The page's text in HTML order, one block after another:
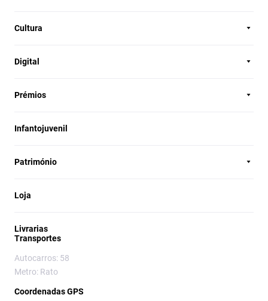
Cultura
Digital
Prémios
Infantojuvenil
Património
Loja
Livrarias
Transportes
Autocarros: 58
Metro: Rato
Coordenadas GPS